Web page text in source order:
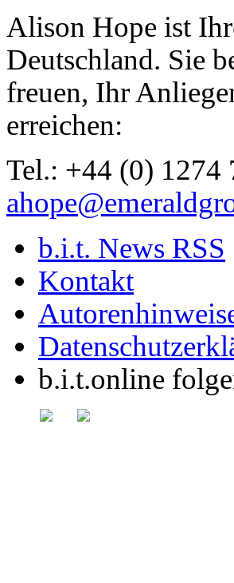
Alison Hope ist
Deutschland. Sie
freuen, Ihr
erreichen:
Tel.: +44 (0) 1274
b.i.t. News RSS
Kontakt
b.i.t.online